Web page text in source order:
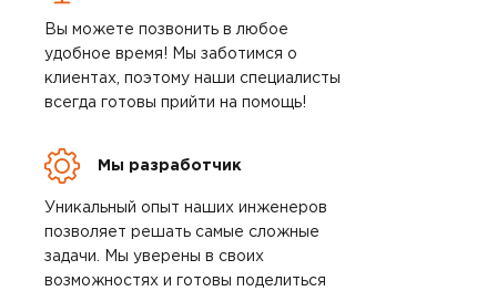
Вы можете позвонить в любое
удобное время! Мы заботимся о
клиентах, поэтому наши специалисты
всегда готовы прийти на помощь!
Мы разработчик
Уникальный опыт наших инженеров
позволяет решать самые сложные
задачи. Мы уверены в своих
возможностях и готовы поделиться